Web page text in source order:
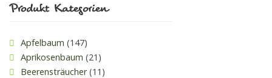
Produkt Kategorien
Apfelbaum (147)
Aprikosenbaum (21)
Beerensträucher (11)